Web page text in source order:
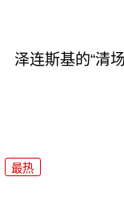
泽连斯基的“清
最热